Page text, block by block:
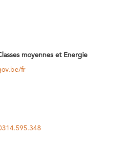
moyennes et Energie
fr